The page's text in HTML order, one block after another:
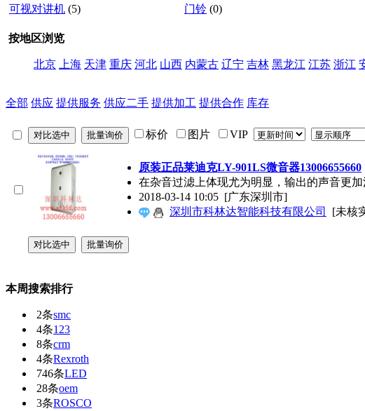
可视对讲机 (5) 门铃 (0)
按地区浏览
北京 上海 天津 重庆 河北 山西 内蒙古 辽宁 吉林 黑龙江 江苏 浙江
全部 供应 提供服务 供应二手 提供加工 提供合作 库存
标价 图片 VIP
原装正品莱迪克LY-901LS微音器13006655660
在杂音过滤上体现尤为明显，输出的声音更
2018-03-14 10:05 [广东深圳市]
深圳市科林达智能科技有限公司
[未核
本周搜索排行
2条smc
4条123
8条crm
4条Rexroth
746条LED
28条oem
3条ROSCO